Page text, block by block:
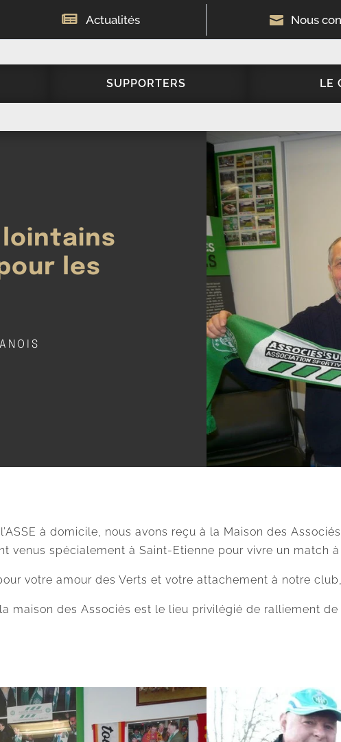
 Actualités  Nous
SUPPORTERS LE
les
à domicile, nous avons reçu à la Maison des
venus spécialement à Saint-Etienne pour vivre un match
votre amour des Verts et votre attachement à notre
maison des Associés est le lieu privilégié de ralliement